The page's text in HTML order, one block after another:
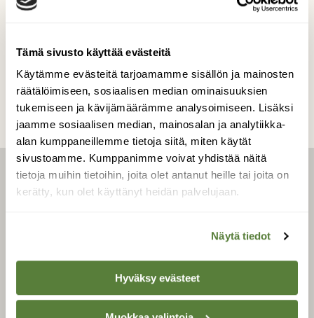
Tämä sivusto käyttää evästeitä
Käytämme evästeitä tarjoamamme sisällön ja mainosten
räätälöimiseen, sosiaalisen median ominaisuuksien
tukemiseen ja kävijämäärämme analysoimiseen. Lisäksi
jaamme sosiaalisen median, mainosalan ja analytiikka-
alan kumppaneillemme tietoja siitä, miten käytät
sivustoamme. Kumppanimme voivat yhdistää näitä
tietoja muihin tietoihin, joita olet antanut heille tai joita on
kerätty, kun olet käyttänyt heidän palvelujaan.
Näytä tiedot
Hyväksy evästeet
LEHTI
Tilaa Suomen Luonto
Äänestä parasta juttua
Tilaa uutiskirje